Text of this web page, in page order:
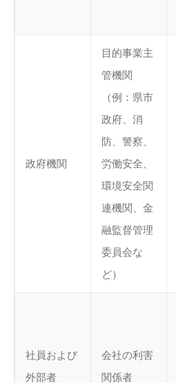
政府機関
目的事業主
管機関
（例：県市
政府、消
防、警察、
労働安全、
環境安全関
連機関、金
融監督管理
委員会な
ど）
社員および
外部者
会社の利害
関係者